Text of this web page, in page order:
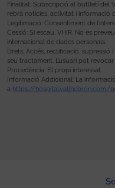
Finalitat: Subscripció al butlletí del
rebrà notícies, activitat i informació
Legitimació: Consentiment de
Cessió: Si escau, VHIR. No es
internacional de dades personals.
Drets: Accés, rectificació,
seu tractament. L’usuari pot
Procedència: El propi interessat.
Informació Addicional: La
a https://hospital.vallhebron.com/